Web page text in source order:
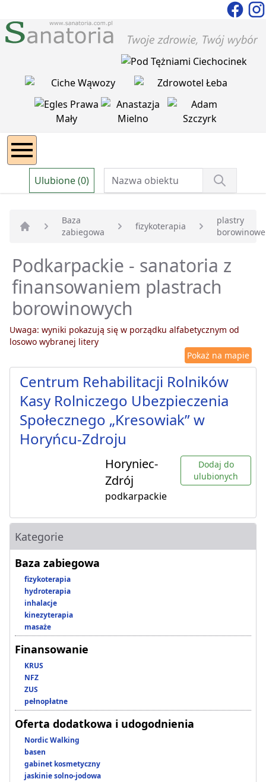
Ulubione (0)
Strona główna
Baza
zabiegowa
fizykoterapia
plastry
borowinowe
Podkarpackie - sanatoria z
finansowaniem plastrach
borowinowych
Uwaga: wyniki pokazują się w porządku alfabetycznym od
losowo wybranej litery
Pokaż na mapie
Centrum Rehabilitacji Rolników
Kasy Rolniczego Ubezpieczenia
Społecznego „Kresowiak” w
Horyńcu-Zdroju
Horyniec-
Zdrój
podkarpackie
Dodaj do
ulubionych
Kategorie
Baza zabiegowa
fizykoterapia
hydroterapia
inhalacje
kinezyterapia
masaże
Finansowanie
KRUS
NFZ
ZUS
pełnopłatne
Oferta dodatkowa i udogodnienia
Nordic Walking
basen
gabinet kosmetyczny
jaskinie solno-jodowa